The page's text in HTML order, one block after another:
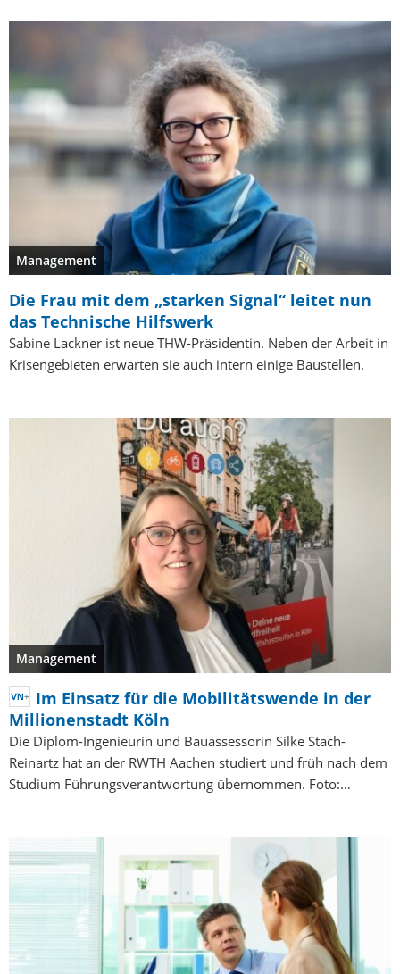
Management
Die Frau mit dem „starken Signal“ leitet nun
das Technische Hilfswerk
Sabine Lackner ist neue THW-Präsidentin. Neben der Arbeit in
Krisengebieten erwarten sie auch intern einige Baustellen.
Management
Im Einsatz für die Mobilitätswende in der
Millionenstadt Köln
Die Diplom-Ingenieurin und Bauassessorin Silke Stach-
Reinartz hat an der RWTH Aachen studiert und früh nach dem
Studium Führungsverantwortung übernommen. Foto:…